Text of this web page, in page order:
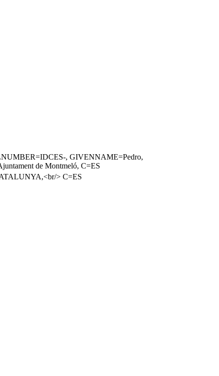
, GIVENNAME=Pedro,
de Montmeló, C=ES
> C=ES